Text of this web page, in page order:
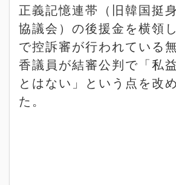
正義記憶連帯（旧韓国挺
協議会）の後援金を横領
で控訴審が行われている
香議員が結審公判で「私
とはない」という点を改
た。